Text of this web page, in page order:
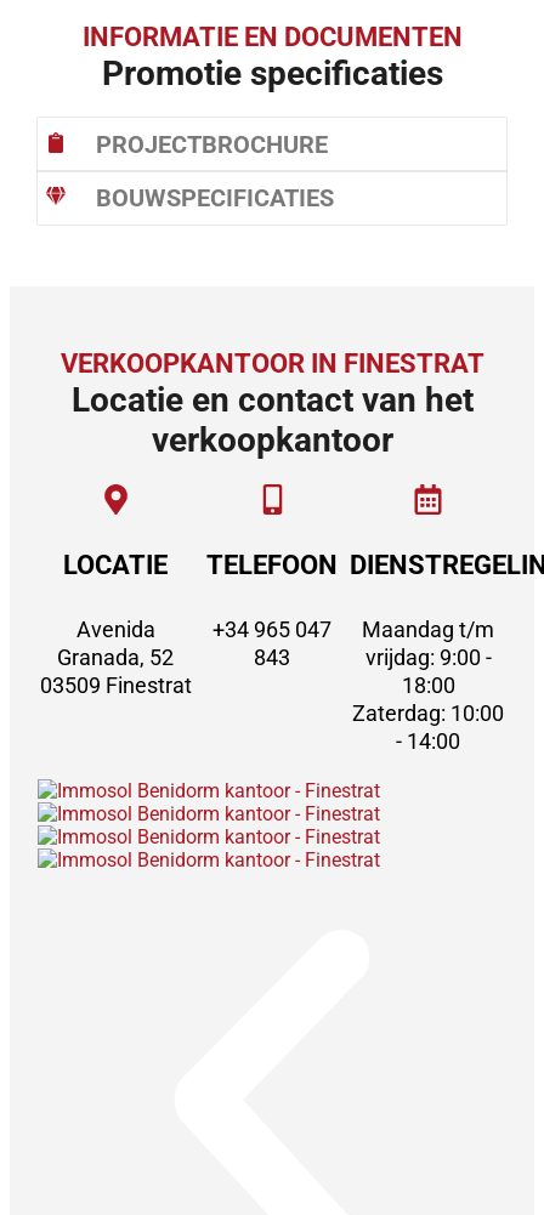
INFORMATIE EN DOCUMENTEN
Promotie specificaties
PROJECTBROCHURE
BOUWSPECIFICATIES
VERKOOPKANTOOR IN FINESTRAT
Locatie en contact van het
verkoopkantoor
LOCATIE
Avenida
Granada, 52
03509 Finestrat
TELEFOON
+34 965 047
843
Maandag t/m
vrijdag: 9:00 -
18:00
Zaterdag: 10:00
- 14:00